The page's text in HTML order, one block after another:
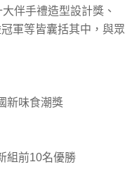
伴手禮造型設計獎、
軍等皆囊括其中，與眾
新味食潮獎
組前10名優勝